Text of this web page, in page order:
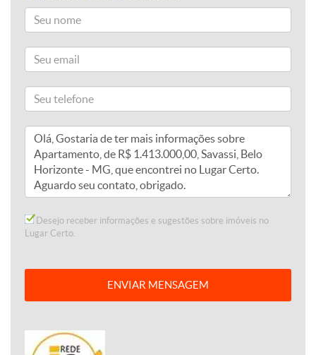
Desejo receber informações e sugestões sobre imóveis no
Lugar Certo.
ENVIAR MENSAGEM